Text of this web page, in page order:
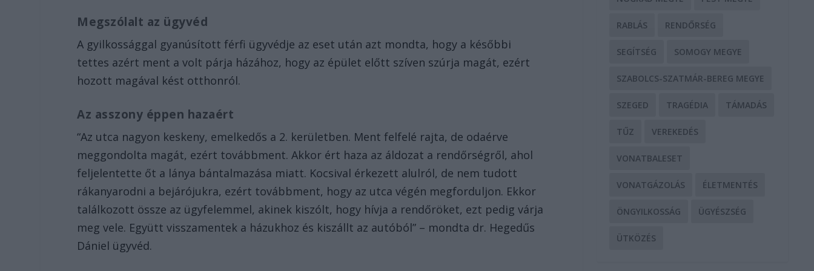
Megszólalt az ügyvéd
A gyilkossággal gyanúsított férfi ügyvédje az eset után azt mondta, hogy a későbbi
tettes azért ment a volt párja házához, hogy az épület előtt szíven szúrja magát, ezért
hozott magával kést otthonról.
Az asszony éppen hazaért
“Az utca nagyon keskeny, emelkedős a 2. kerületben. Ment felfelé rajta, de odaérve
meggondolta magát, ezért továbbment. Akkor ért haza az áldozat a rendőrségről, ahol
feljelentette őt a lánya bántalmazása miatt. Kocsival érkezett alulról, de nem tudott
rákanyarodni a bejárójukra, ezért továbbment, hogy az utca végén megforduljon. Ekkor
találkozott össze az ügyfelemmel, akinek kiszólt, hogy hívja a rendőröket, ezt pedig várja
meg vele. Együtt visszamentek a házukhoz és kiszállt az autóból” – mondta dr. Hegedűs
Dániel ügyvéd.
RABLÁS RENDŐRSÉG
SEGÍTSÉG SOMOGY MEGYE
SZABOLCS-SZATMÁR-BEREG MEGYE
SZEGED TRAGÉDIA TÁMADÁS
TŰZ VEREKEDÉS
VONATBALESET
VONATGÁZOLÁS ÉLETMENTÉS
ÖNGYILKOSSÁG ÜGYÉSZSÉG
ÜTKÖZÉS